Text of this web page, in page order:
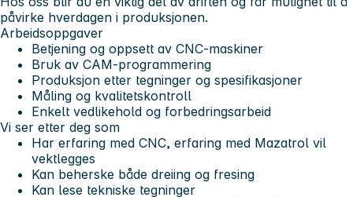
påvirke hverdagen i produksjonen.
Arbeidsoppgaver
Betjening og oppsett av CNC-maskiner
Bruk av CAM-programmering
Produksjon etter tegninger og spesifikasjoner
Måling og kvalitetskontroll
Enkelt vedlikehold og forbedringsarbeid
Vi ser etter deg som
Har erfaring med CNC, erfaring med Mazatrol vil
vektlegges
Kan beherske både dreiing og fresing
Kan lese tekniske tegninger